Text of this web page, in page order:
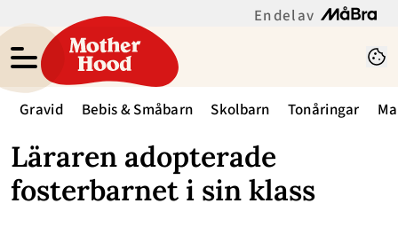
En del av
Gravid Bebis & Småbarn Skolbarn Tonåringar
Läraren adopterade
fosterbarnet i sin klass